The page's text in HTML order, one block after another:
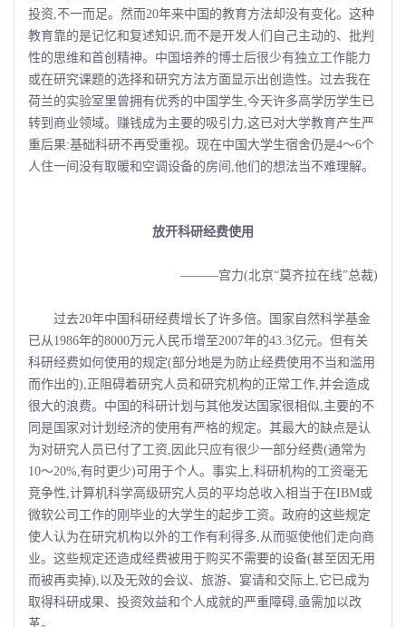
投资,不一而足。然而20年来中国的教育方法却没有变化。这种
教育靠的是记忆和复述知识,而不是开发人们自己主动的、批判
性的思维和首创精神。中国培养的博士后很少有独立工作能力
或在研究课题的选择和研究方法方面显示出创造性。过去我在
荷兰的实验室里曾拥有优秀的中国学生,今天许多高学历学生已
转到商业领域。赚钱成为主要的吸引力,这已对大学教育产生严
重后果:基础科研不再受重视。现在中国大学生宿舍仍是4～6个
人住一间没有取暖和空调设备的房间,他们的想法当不难理解。
放开科研经费使用
———宫力(北京“莫齐拉在线”总裁)
过去20年中国科研经费增长了许多倍。国家自然科学基金
已从1986年的8000万元人民币增至2007年的43.3亿元。但有关
科研经费如何使用的规定(部分地是为防止经费使用不当和滥用
而作出的),正阻碍着研究人员和研究机构的正常工作,并会造成
很大的浪费。中国的科研计划与其他发达国家很相似,主要的不
同是国家对计划经济的使用有严格的规定。其最大的缺点是认
为对研究人员已付了工资,因此只应有很少一部分经费(通常为
10～20%,有时更少)可用于个人。事实上,科研机构的工资毫无
竞争性,计算机科学高级研究人员的平均总收入相当于在IBM或
微软公司工作的刚毕业的大学生的起步工资。政府的这些规定
使人认为在研究机构以外的工作有利得多,从而驱使他们走向商
业。这些规定还造成经费被用于购买不需要的设备(甚至因无用
而被再卖掉),以及无效的会议、旅游、宴请和交际上,它已成为
取得科研成果、投资效益和个人成就的严重障碍,亟需加以改
革。